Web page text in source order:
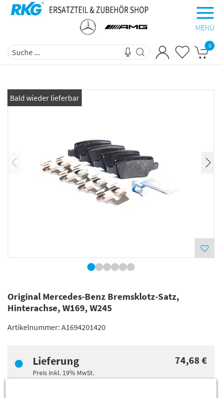
MENÜ
0
Bald wieder lieferbar
Original Mercedes-Benz Bremsklotz-Satz,
Hinterachse, W169, W245
Artikelnummer: A1694201420
Lieferung
Preis inkl. 19% MwSt.
74,68 €